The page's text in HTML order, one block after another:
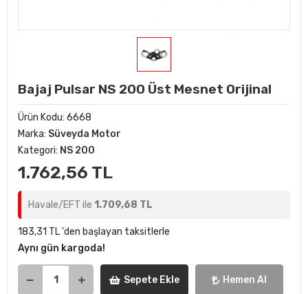
Bajaj Pulsar NS 200 Üst Mesnet Orijinal
Ürün Kodu: 6668
Marka: Süveyda Motor
Kategori: NS 200
1.762,56 TL
Havale/EFT ile 1.709,68 TL
183,31 TL 'den başlayan taksitlerle
Aynı gün kargoda!
Sepete Ekle Hemen Al